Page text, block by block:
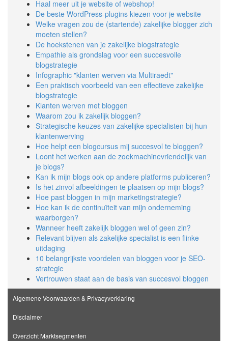
Haal meer uit je website of webshop!
De beste WordPress-plugins kiezen voor je website
Welke vragen zou de (startende) zakelijke blogger zich
moeten stellen?
De hoekstenen van je zakelijke blogstrategie
Empathie als grondslag voor een succesvolle
blogstrategie
Infographic "klanten werven via Multiraedt"
Een praktisch voorbeeld van een effectieve zakelijke
blogstrategie
Klanten werven met bloggen
Waarom zou ik zakelijk bloggen?
Strategische keuzes van zakelijke specialisten bij hun
klantenwerving
Hoe helpt een blogcursus mij succesvol te bloggen?
Loont het werken aan de zoekmachinevriendelijk van
je blogs?
Kan ik mijn blogs ook op andere platforms publiceren?
Is het zinvol afbeeldingen te plaatsen op mijn blogs?
Hoe past bloggen in mijn marketingstrategie?
Hoe kan ik de continuïteit van mijn onderneming
waarborgen?
Wanneer heeft zakelijk bloggen wel of geen zin?
Relevant blijven als zakelijke specialist is een flinke
uitdaging
10 belangrijkste voordelen van bloggen voor je SEO-
strategie
Vertrouwen staat aan de basis van succesvol bloggen
Algemene Voorwaarden & Privacyverklaring
Disclaimer
Overzicht Marktsegmenten